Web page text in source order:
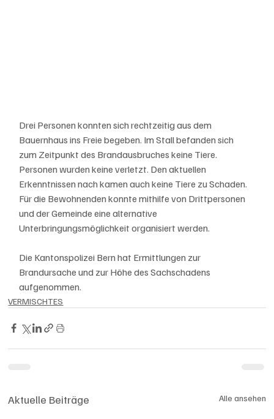
Drei Personen konnten sich rechtzeitig aus dem
Bauernhaus ins Freie begeben. Im Stall befanden sich
zum Zeitpunkt des Brandausbruches keine Tiere.
Personen wurden keine verletzt. Den aktuellen
Erkenntnissen nach kamen auch keine Tiere zu Schaden.
Für die Bewohnenden konnte mithilfe von Drittpersonen
und der Gemeinde eine alternative
Unterbringungsmöglichkeit organisiert werden.
Die Kantonspolizei Bern hat Ermittlungen zur
Brandursache und zur Höhe des Sachschadens
aufgenommen.
VERMISCHTES
Aktuelle Beiträge Alle ansehen